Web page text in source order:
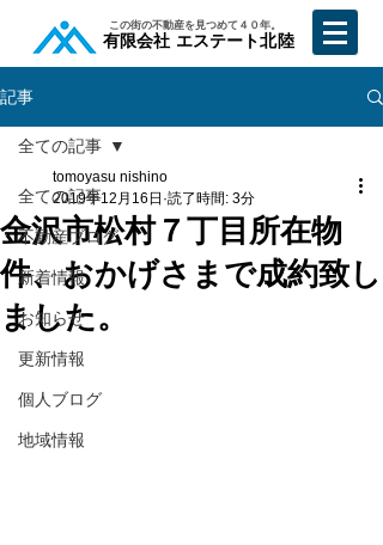
​この街の不動産を見つめて４０年。
​有限会社 エステート北陸
記事
全ての記事
不動産ブログ
新着情報
お知らせ
更新情報
個人ブログ
地域情報
全ての記事
金沢市松村７丁目所在物
件、おかげさまで成約致し
ました。
tomoyasu nishino
2019年12月16日 読了時間: 3分